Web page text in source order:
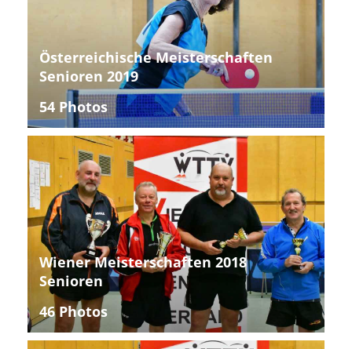
Österreichische Meisterschaften
Senioren 2019
54 Photos
Wiener Meisterschaften 2018
Senioren
46 Photos